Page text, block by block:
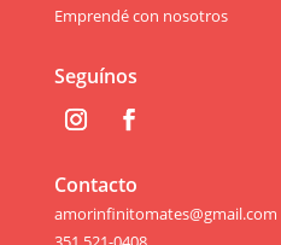
Emprendé con nosotros
Seguínos
Contacto
amorinfinitomates@gmail.com